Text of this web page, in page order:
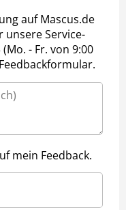
auf Mascus.de
unsere Service-
- Fr. von 9:00
mein Feedback.